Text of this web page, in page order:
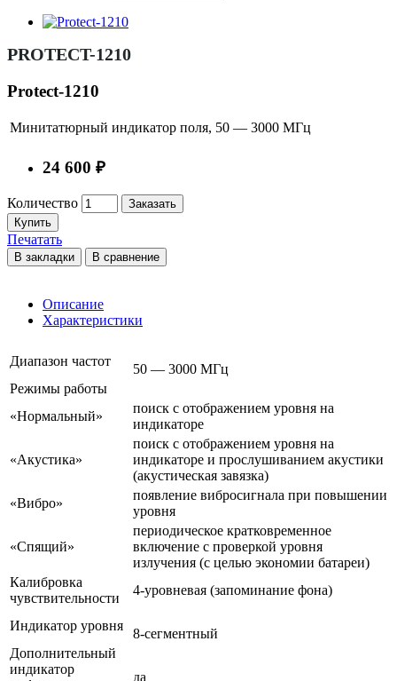
PROTECT-1210
Protect-1210
Минитатюрный индикатор поля, 50 — 3000 МГц
24 600 ₽
Количество
Заказать
Купить
Печатать
В закладки В сравнение
Описание
Характеристики
Диапазон частот
50 — 3000 МГц
Режимы работы
«Нормальный»
поиск с отображением уровня на
индикаторе
«Акустика»
поиск с отображением уровня на
индикаторе и прослушиванием акустики
(акустическая завязка)
«Вибро»
появление вибросигнала при повышении
уровня
«Спящий»
периодическое кратковременное
включение с проверкой уровня
излучения (с целью экономии батареи)
Калибровка
чувствительности
4-уровневая (запоминание фона)
Индикатор уровня
8-сегментный
Дополнительный
индикатор
да